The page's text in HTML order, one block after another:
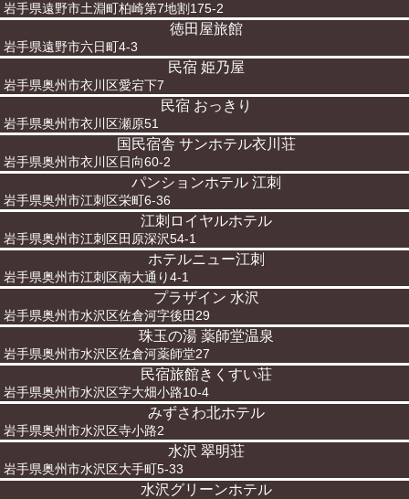
岩手県遠野市土淵町柏崎第7地割175-2
徳田屋旅館
岩手県遠野市六日町4-3
民宿 姫乃屋
岩手県奥州市衣川区愛宕下7
民宿 おっきり
岩手県奥州市衣川区瀬原51
国民宿舎 サンホテル衣川荘
岩手県奥州市衣川区日向60-2
パンションホテル 江刺
岩手県奥州市江刺区栄町6-36
江刺ロイヤルホテル
岩手県奥州市江刺区田原深沢54-1
ホテルニュー江刺
岩手県奥州市江刺区南大通り4-1
プラザイン 水沢
岩手県奥州市水沢区佐倉河字後田29
珠玉の湯 薬師堂温泉
岩手県奥州市水沢区佐倉河薬師堂27
民宿旅館きくすい荘
岩手県奥州市水沢区字大畑小路10-4
みずさわ北ホテル
岩手県奥州市水沢区寺小路2
水沢 翠明荘
岩手県奥州市水沢区大手町5-33
水沢グリーンホテル